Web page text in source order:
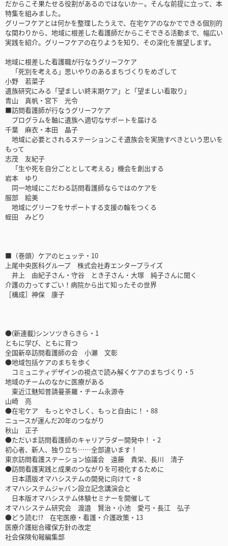
だからこそ果たせる役割があるのではないか－。そんな前提に立って、本
特集を組みました。
グリーフケアとは何かを整理したうえで、在宅ケアのなかでできる個別的
な関わりから、地域に根差した看護師だからこそできる活動まで、幅広い
実践を紹介。グリーフケアの在りようを知り、その深化を展望します。
地域に根差した看護職が行なうグリーフケア
「死別を考える」思いやりのあるまちづくりをめざして
小野 若菜子
遺族研究にみる「望ましい終末期ケア」と「望ましい看取り」
青山 真帆・宮下 光令
■訪問看護師が行なうグリーフケア
プログラムを軸に遺族へ適切なサポートを届ける
千葉 麻衣・本田 晶子
地域に必要とされるステーションこそ遺族会を実施すべきという思いを
もって
志茂 友紀子
「生や死を自分ごととして考える」機会を創出する
岩本 ゆり
同一地域にこだわる訪問看護師ならではのケアを
服部 絵美
地域にグリーフをサポートする支援の輪をつくる
蛭田 みどり
■（巻頭）ケアのヒュッテ・10
上尾中央医科グループ 株式会社寿エンタープライズ
井上 由紀子さん・守谷 とき子さん・大塚 純子さんに聞く
介護の力ってすごい！病院から出て知ったその世界
［構成］神保 康子
●(新連載)シンソツきらきら・1
ともに学び、ともに育つ
全国新卒訪問看護師の会 小瀬 文彰
●地域包括ケアのまちを歩く
コミュニティデザインの視点で読み解くケアのまちづくり・5
地域のチームのなかに医療がある
東近江魅知普請曼荼羅・チーム永源寺
山崎 亮
●在宅ケア もっとやさしく、もっと自由に！・88
ニュースが運んだ20年のつながり
秋山 正子
●ただいま訪問看護師のキャリアラダー開発中！・2
初心者、新人、独り立ち……全部違います！
東京訪問看護ステーション協議会 遠藤 貴栄、長川 清子
●訪問看護実践と成果のつながりを可視化するために
日本語版オマハシステムの開発に向けて・8
オマハシステムジャパン設立記念講演会と
日本版オマハシステム体験セミナーを開催して
オマハシステム研究会 渡邉 賢治・小池 愛弓・長江 弘子
●どう読む!? 在宅医療・看護・介護政策・13
医療介護総合確保方針の改定
社会保険旬報編集部